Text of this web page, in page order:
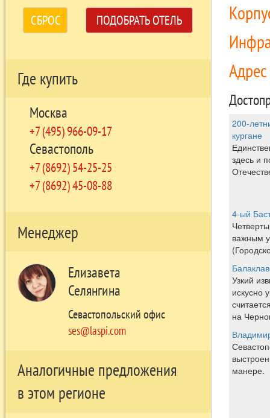
СБРОС ПОДОБРАТЬ ОТЕЛЬ
Где купить
Москва
+7 (495) 966-09-17
Севастополь
+7 (8692) 54-25-25
+7 (8692) 45-08-88
Менеджер
Елизавета
Селянгина
Севастопольский офис
ses@laspi.com
Аналогичные предложения
в этом регионе
Адрес
200-
кургане
здесь и
4-ый
важным
Узкий
искусно
на
манере.